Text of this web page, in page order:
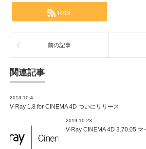
RSS
前の記事
関連記事
2013.10.4
V-Ray 1.8 for CINEMA 4D ついにリリース
2019.10.23
V-Ray CINEMA 4D 3.70.05 マ